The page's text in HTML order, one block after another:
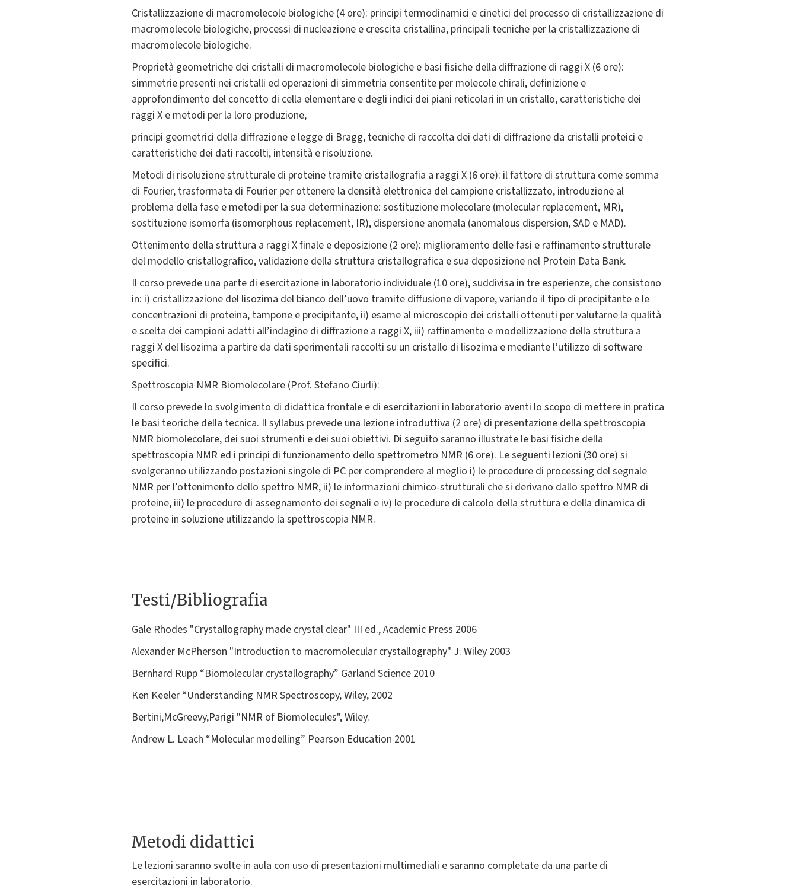
Cristallizzazione di macromolecole biologiche (4 ore): principi termodinamici e cinetici del processo di cristallizzazione di
macromolecole biologiche, processi di nucleazione e crescita cristallina, principali tecniche per la cristallizzazione di
macromolecole biologiche.
Proprietà geometriche dei cristalli di macromolecole biologiche e basi fisiche della diffrazione di raggi X (6 ore):
simmetrie presenti nei cristalli ed operazioni di simmetria consentite per molecole chirali, definizione e
approfondimento del concetto di cella elementare e degli indici dei piani reticolari in un cristallo, caratteristiche dei
raggi X e metodi per la loro produzione,
principi geometrici della diffrazione e legge di Bragg, tecniche di raccolta dei dati di diffrazione da cristalli proteici e
caratteristiche dei dati raccolti, intensità e risoluzione.
Metodi di risoluzione strutturale di proteine tramite cristallografia a raggi X (6 ore): il fattore di struttura come somma
di Fourier, trasformata di Fourier per ottenere la densità elettronica del campione cristallizzato, introduzione al
problema della fase e metodi per la sua determinazione: sostituzione molecolare (molecular replacement, MR),
sostituzione isomorfa (isomorphous replacement, IR), dispersione anomala (anomalous dispersion, SAD e MAD).
Ottenimento della struttura a raggi X finale e deposizione (2 ore): miglioramento delle fasi e raffinamento strutturale
del modello cristallografico, validazione della struttura cristallografica e sua deposizione nel Protein Data Bank.
Il corso prevede una parte di esercitazione in laboratorio individuale (10 ore), suddivisa in tre esperienze, che consistono
in: i) cristallizzazione del lisozima del bianco dell’uovo tramite diffusione di vapore, variando il tipo di precipitante e le
concentrazioni di proteina, tampone e precipitante, ii) esame al microscopio dei cristalli ottenuti per valutarne la qualità
e scelta dei campioni adatti all’indagine di diffrazione a raggi X, iii) raffinamento e modellizzazione della struttura a
raggi X del lisozima a partire da dati sperimentali raccolti su un cristallo di lisozima e mediante l‘utilizzo di software
specifici.
Spettroscopia NMR Biomolecolare (Prof. Stefano Ciurli):
Il corso prevede lo svolgimento di didattica frontale e di esercitazioni in laboratorio aventi lo scopo di mettere in pratica
le basi teoriche della tecnica. Il syllabus prevede una lezione introduttiva (2 ore) di presentazione della spettroscopia
NMR biomolecolare, dei suoi strumenti e dei suoi obiettivi. Di seguito saranno illustrate le basi fisiche della
spettroscopia NMR ed i principi di funzionamento dello spettrometro NMR (6 ore). Le seguenti lezioni (30 ore) si
svolgeranno utilizzando postazioni singole di PC per comprendere al meglio i) le procedure di processing del segnale
NMR per l’ottenimento dello spettro NMR, ii) le informazioni chimico-strutturali che si derivano dallo spettro NMR di
proteine, iii) le procedure di assegnamento dei segnali e iv) le procedure di calcolo della struttura e della dinamica di
proteine in soluzione utilizzando la spettroscopia NMR.
Testi/Bibliografia
Gale Rhodes "Crystallography made crystal clear" III ed., Academic Press 2006
Alexander McPherson "Introduction to macromolecular crystallography" J. Wiley 2003
Bernhard Rupp “Biomolecular crystallography” Garland Science 2010
Ken Keeler “Understanding NMR Spectroscopy, Wiley, 2002
Bertini,McGreevy,Parigi "NMR of Biomolecules", Wiley.
Andrew L. Leach “Molecular modelling” Pearson Education 2001
Metodi didattici
Le lezioni saranno svolte in aula con uso di presentazioni multimediali e saranno completate da una parte di
esercitazioni in laboratorio.